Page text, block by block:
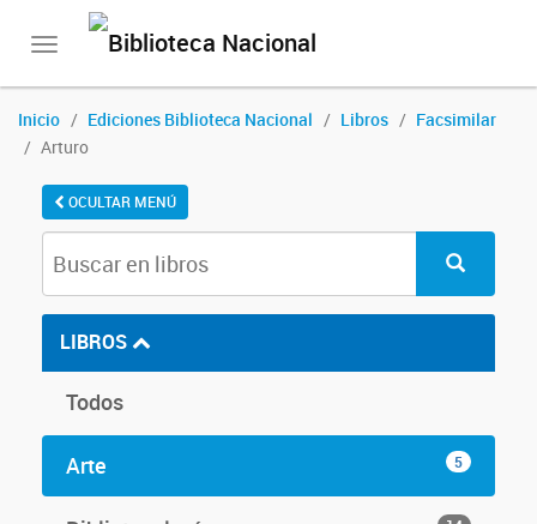
Toggle
Inicio Ediciones Biblioteca Nacional Libros
Facsimilar
Arturo
OCULTAR MENÚ
LIBROS
Todos
Arte 5